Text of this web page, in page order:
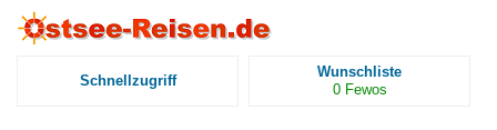
Schnellzugriff
Wunschliste
0 Fewos